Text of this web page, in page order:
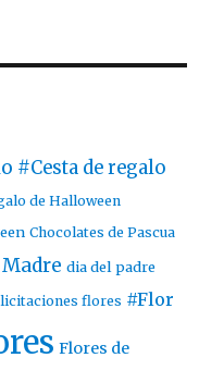
#Cesta de regalo
de Halloween
Chocolates de Pascua
dia del padre
flores #Flor
Flores de